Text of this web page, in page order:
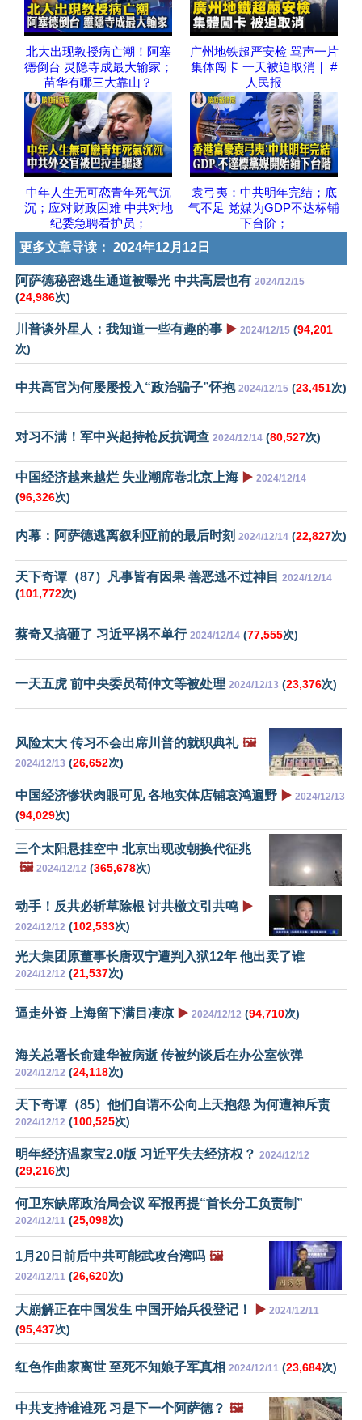
北大出现教授病亡潮！阿塞
德倒台 灵隐寺成最大输家；
苗华有哪三大靠山？
广州地铁超严安检 骂声一片
集体闯卡 一天被迫取消｜ #
人民报
中年人生无可恋青年死气沉
沉；应对财政困难 中共对地
纪委急聘看护员；
袁弓夷：中共明年完结；底
气不足 党媒为GDP不达标铺
下台阶；
更多文章导读： 2024年12月12日
阿萨德秘密逃生通道被曝光 中共高层也有 2024/12/15
(24,986次)
川普谈外星人：我知道一些有趣的事 ▶️ 2024/12/15 (94,201
次)
中共高官为何屡屡投入“政治骗子”怀抱 2024/12/15 (23,451次)
对习不满！军中兴起持枪反抗调查 2024/12/14 (80,527次)
中国经济越来越烂 失业潮席卷北京上海 ▶️ 2024/12/14
(96,326次)
内幕：阿萨德逃离叙利亚前的最后时刻 2024/12/14 (22,827次)
天下奇谭（87）凡事皆有因果 善恶逃不过神目 2024/12/14
(101,772次)
蔡奇又搞砸了 习近平祸不单行 2024/12/14 (77,555次)
一天五虎 前中央委员苟仲文等被处理 2024/12/13 (23,376次)
风险太大 传习不会出席川普的就职典礼 🖼️
2024/12/13 (26,652次)
中国经济惨状肉眼可见 各地实体店铺哀鸿遍野 ▶️ 2024/12/13
(94,029次)
三个太阳悬挂空中 北京出现改朝换代征兆
🖼️ 2024/12/12 (365,678次)
动手！反共必斩草除根 讨共檄文引共鸣 ▶️
2024/12/12 (102,533次)
光大集团原董事长唐双宁遭判入狱12年 他出卖了谁
2024/12/12 (21,537次)
逼走外资 上海留下满目凄凉 ▶️ 2024/12/12 (94,710次)
海关总署长俞建华被病逝 传被约谈后在办公室饮弹
2024/12/12 (24,118次)
天下奇谭（85）他们自谓不公向上天抱怨 为何遭神斥责
2024/12/12 (100,525次)
明年经济温家宝2.0版 习近平失去经济权？ 2024/12/12
(29,216次)
何卫东缺席政治局会议 军报再提“首长分工负责制”
2024/12/11 (25,098次)
1月20日前后中共可能武攻台湾吗 🖼️
2024/12/11 (26,620次)
大崩解正在中国发生 中国开始兵役登记！ ▶️ 2024/12/11
(95,437次)
红色作曲家离世 至死不知娘子军真相 2024/12/11 (23,684次)
中共支持谁谁死 习是下一个阿萨德？ 🖼️